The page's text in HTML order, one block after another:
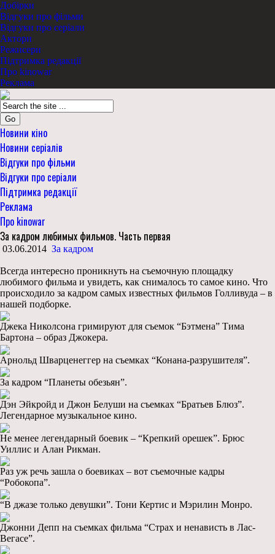
Добірки
Відгуки про фільми
Відгуки про серіали
Актори
Режисери
Підтримка редакції
Про kinowar
Реклама
Go
Новини кіно
Новини серіалів
Відгуки про фільми
Відгуки про серіали
Підтримка редакції
Реклама
Про kinowar
За кадром любимых фильмов. Часть первая
03.06.2014 За кадром
Всегда интересно проникнуть на съемочную площадку
любимого фильма и увидеть, как снималось то самое кино. Что
происходило за кадром самых известных фильмов Голливуда – в
нашей подборке.
Джека Николсона гримируют для съемок “Бэтмена” Тима
Бартона – образ Джокера.
Арнольд Шварценеггер на съемках “Конана-разрушителя”.
За кадром “Планеты обезьян”.
Дэн Эйкройд и Джон Белуши на съемках “Братьев Блюз”.
Легендарное музыкальное кино.
Не менее легендарный боевик – “Крепкий орешек”. Брюс
Уиллис и Алан Рикман.
Раз уж речь зашла о боевиках – вот съемочные кадры
“Робокопа”.
“В джазе только девушки”. Тони Кертис и Мэрилин Монро.
Джонни Депп на съемках фильма “Страх и ненависть в Лас-
Вегасе”.